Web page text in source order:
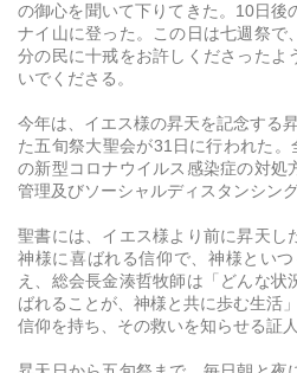
の御心を聞いて下りてきた。10日
ナイ山に登った。この日は七週祭で
分の民に十戒をお許しくださったよ
いでくださる。
今年は、イエス様の昇天を記念する
た五旬祭大聖会が31日に行われた
の新型コロナウイルス感染症の対処
管理及びソーシャルディスタンシン
聖書には、イエス様より前に昇天し
神様に喜ばれる信仰で、神様とい
え、総会長金湊哲牧師は「どんな
ばれることが、神様と共に歩む生活
信仰を持ち、その救いを知らせる証